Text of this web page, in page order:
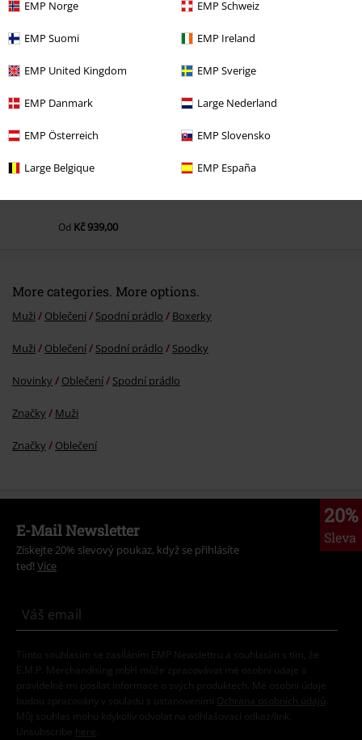
EMP Norge EMP Schweiz
EMP Suomi EMP Ireland
EMP United Kingdom EMP Sverige
EMP Danmark Large Nederland
EMP Österreich EMP Slovensko
Large Belgique EMP España
Naposledy navštívené
Od Kč 939,00
More categories. More options.
Muži Oblečení Spodní prádlo Boxerky
Muži Oblečení Spodní prádlo Spodky
Novinky Oblečení Spodní prádlo
Značky Muži
Značky Oblečení
20%
Sleva
E-Mail Newsletter
Získejte 20% slevový poukaz, když se přihlásíte
teď! Více
Tímto souhlasím se zasíláním EMP Newslettru a souhlasím s tím, že
E.M.P. Merchandising mbH může zpracovávat mé osobní údaje a
pravidelně mi posílat informace o svých produktech. Mé osobní údaje
budou zpracovány v souladu s ustanoveními
Ochrana osobních údajů
Můj souhlas mohu kdykoliv odvolat na odhlašovací odkaz/link.
Unsubscribe here